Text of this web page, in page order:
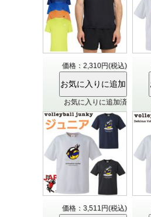
価格：2,310円(税込)
お気に入りに追加済
価格：3,511円(税込)